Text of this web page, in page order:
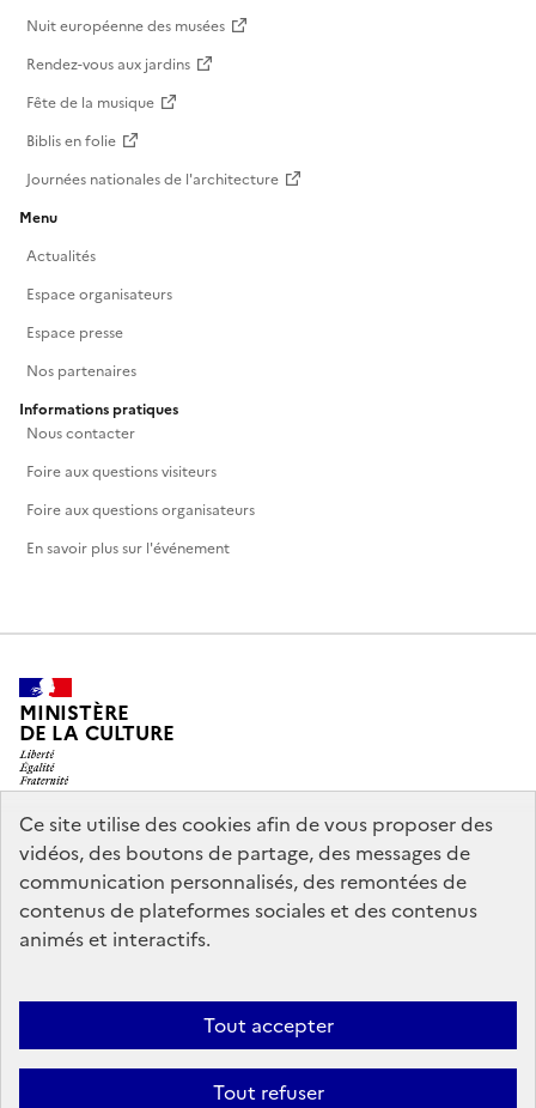
Ce site utilise des cookies afin de vous proposer des
vidéos, des boutons de partage, des messages de
communication personnalisés, des remontées de
contenus de plateformes sociales et des contenus
animés et interactifs.
Tout accepter
Tout refuser
Nuit européenne des musées
Rendez-vous aux jardins
Fête de la musique
Biblis en folie
Journées nationales de l'architecture
Menu
Actualités
Espace organisateurs
Espace presse
Nos partenaires
Informations pratiques
Nous contacter
Foire aux questions visiteurs
Foire aux questions organisateurs
En savoir plus sur l'événement
MINISTÈRE
DE LA CULTURE
legifrance.gouv.fr
info.gouv.fr
service-public.gouv.fr
data.gouv.fr
Mentions légales